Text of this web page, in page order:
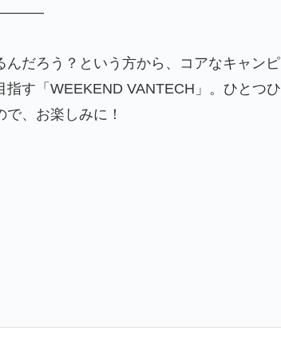
だろう？という方から、コアなキャン
す「WEEKEND VANTECH」。ひとつ
、お楽しみに！